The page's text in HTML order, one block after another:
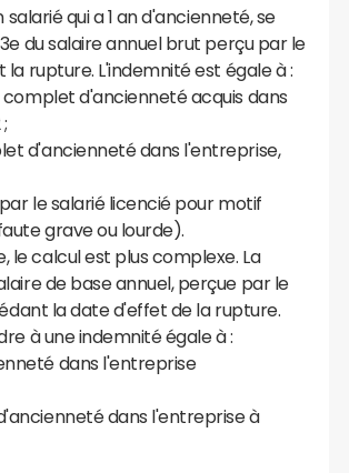
qui a 1 an d'ancienneté, se
du salaire annuel brut perçu par le
la rupture. L'indemnité est égale à :
complet d'ancienneté acquis dans
d'ancienneté dans l'entreprise,
le salarié licencié pour motif
grave ou lourde).
le calcul est plus complexe. La
de base annuel, perçue par le
la date d'effet de la rupture.
à une indemnité égale à :
dans l'entreprise
dans l'entreprise à